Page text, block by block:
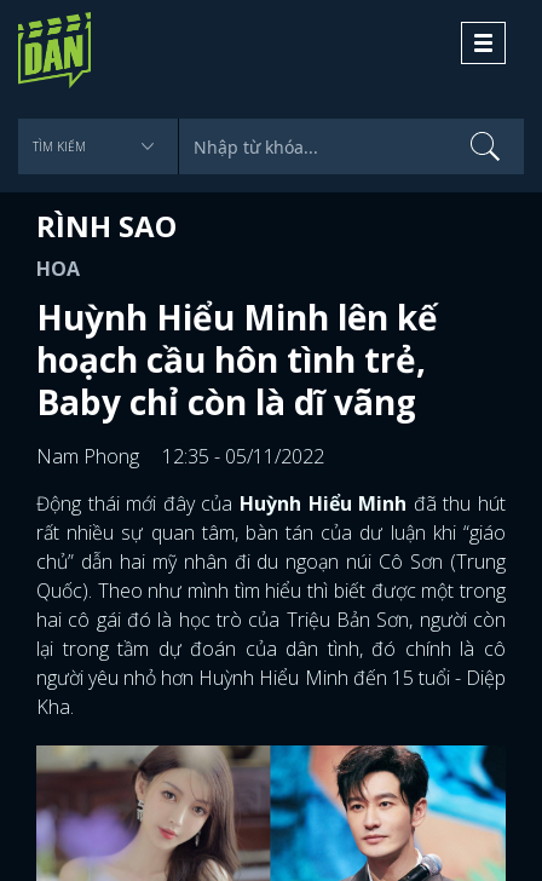
Toggle
RÌNH SAO
HOA
Huỳnh Hiểu Minh lên kế
hoạch cầu hôn tình trẻ,
Baby chỉ còn là dĩ vãng
Nam Phong
12:35 - 05/11/2022
Động thái mới đây của Huỳnh Hiểu Minh đã thu hút
rất nhiều sự quan tâm, bàn tán của dư luận khi “giáo
chủ” dẫn hai mỹ nhân đi du ngoạn núi Cô Sơn (Trung
Quốc). Theo như mình tìm hiểu thì biết được một trong
hai cô gái đó là học trò của Triệu Bản Sơn, người còn
lại trong tầm dự đoán của dân tình, đó chính là cô
người yêu nhỏ hơn Huỳnh Hiểu Minh đến 15 tuổi - Diệp
Kha.